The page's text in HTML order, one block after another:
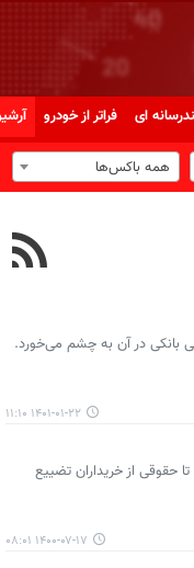
ای فراتر از خودرو
همه باکس‌ها
اشخاص و شرکت‌ها با بیش از 100 میلیارد تومان بدهی بانکی در آن به چشم می‌خورد.
۱۴۰۱-۰۱-۲۲ ۱۱:۱۰
از خریداران تضییع
۱۴۰۰-۰۷-۱۷ ۰۸:۰۱